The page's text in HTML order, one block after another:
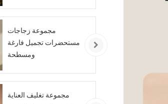
مجموعة زجاجات
مستحضرات تجميل فارغة
ومسطحة
مجموعة تغليف العناية